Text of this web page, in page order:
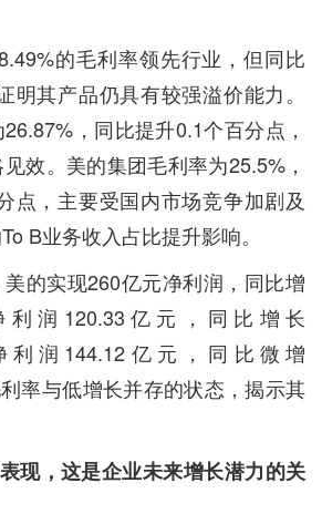
的毛利率领先行业，但同比
明其产品仍具有较强溢价能力。
，同比提升0.1个百分点，
效。美的集团毛利率为25.5%，
点，主要受国内市场竞争加剧及
B业务收入占比提升影响。
的实现260亿元净利润，同比增
利润120.33亿元，同比增长
利润144.12亿元，同比微增
率与低增长并存的状态，揭示其
现，这是企业未来增长潜力的关